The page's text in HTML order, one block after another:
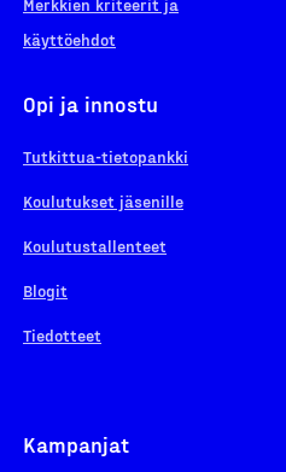
Merkkien kriteerit ja
käyttöehdot
Opi ja innostu
Tutkittua-tietopankki
Koulutukset jäsenille
Koulutustallenteet
Blogit
Tiedotteet
Kampanjat